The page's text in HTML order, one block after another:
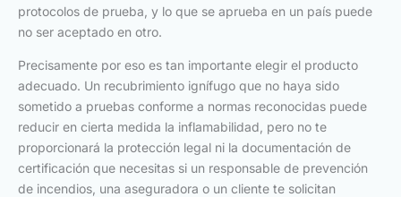
protocolos de prueba, y lo que se aprueba en un país puede
no ser aceptado en otro.
Precisamente por eso es tan importante elegir el producto
adecuado. Un recubrimiento ignífugo que no haya sido
sometido a pruebas conforme a normas reconocidas puede
reducir en cierta medida la inflamabilidad, pero no te
proporcionará la protección legal ni la documentación de
certificación que necesitas si un responsable de prevención
de incendios, una aseguradora o un cliente te solicitan